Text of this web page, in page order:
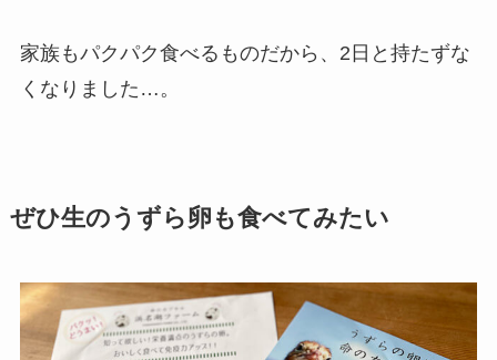
家族もパクパク食べるものだから、2日と持たずな
くなりました…。
ぜひ生のうずら卵も食べてみたい